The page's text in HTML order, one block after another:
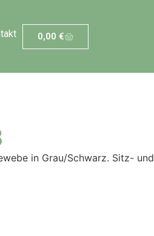
0,00 €
in Grau/Schwarz. Sitz-